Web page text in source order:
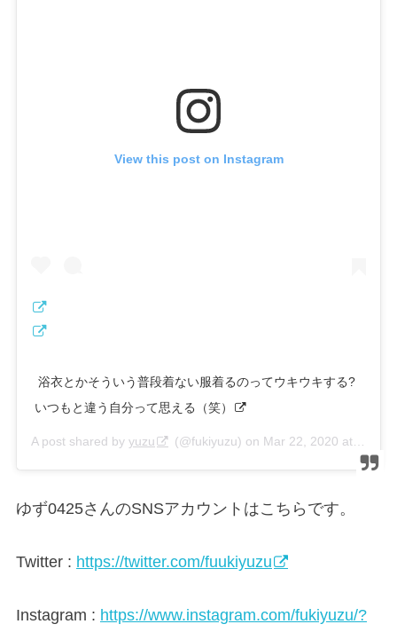
View this post on Instagram
ㅤ 浴衣とかそういう普段着ない服着るのってウキウキする?
いつもと違う自分って思える（笑）
A post shared by yuzu (@fukiyuzu) on Mar 22, 2020 at 1:16pm PDT
ゆず0425さんのSNSアカウントはこちらです。
Twitter : https://twitter.com/fuukiyuzu
Instagram : https://www.instagram.com/fukiyuzu/?